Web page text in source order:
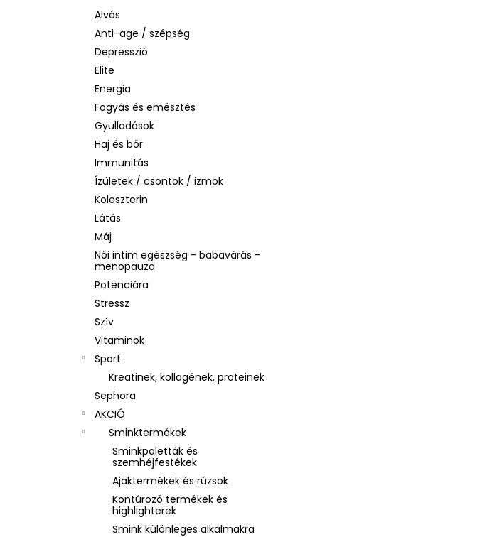
Alvás
Anti-age / szépség
Depresszió
Elite
Energia
Fogyás és emésztés
Gyulladások
Haj és bőr
Immunitás
Ízületek / csontok / izmok
Koleszterin
Látás
Máj
Női intim egészség - babavárás -
menopauza
Potenciára
Stressz
Szív
Vitaminok
Sport
Kreatinek, kollagének, proteinek
Sephora
AKCIÓ
Sminktermékek
Sminkpaletták és
szemhéjfestékek
Ajaktermékek és rúzsok
Kontúrozó termékek és
highlighterek
Smink különleges alkalmakra
BEAUTY OF JOSEON MATTE SUN STICK
MUGWORT + CAMELIA
SPF50+/PA++++, 18G
2 060 Ft
Korábbi: 3 880 Ft